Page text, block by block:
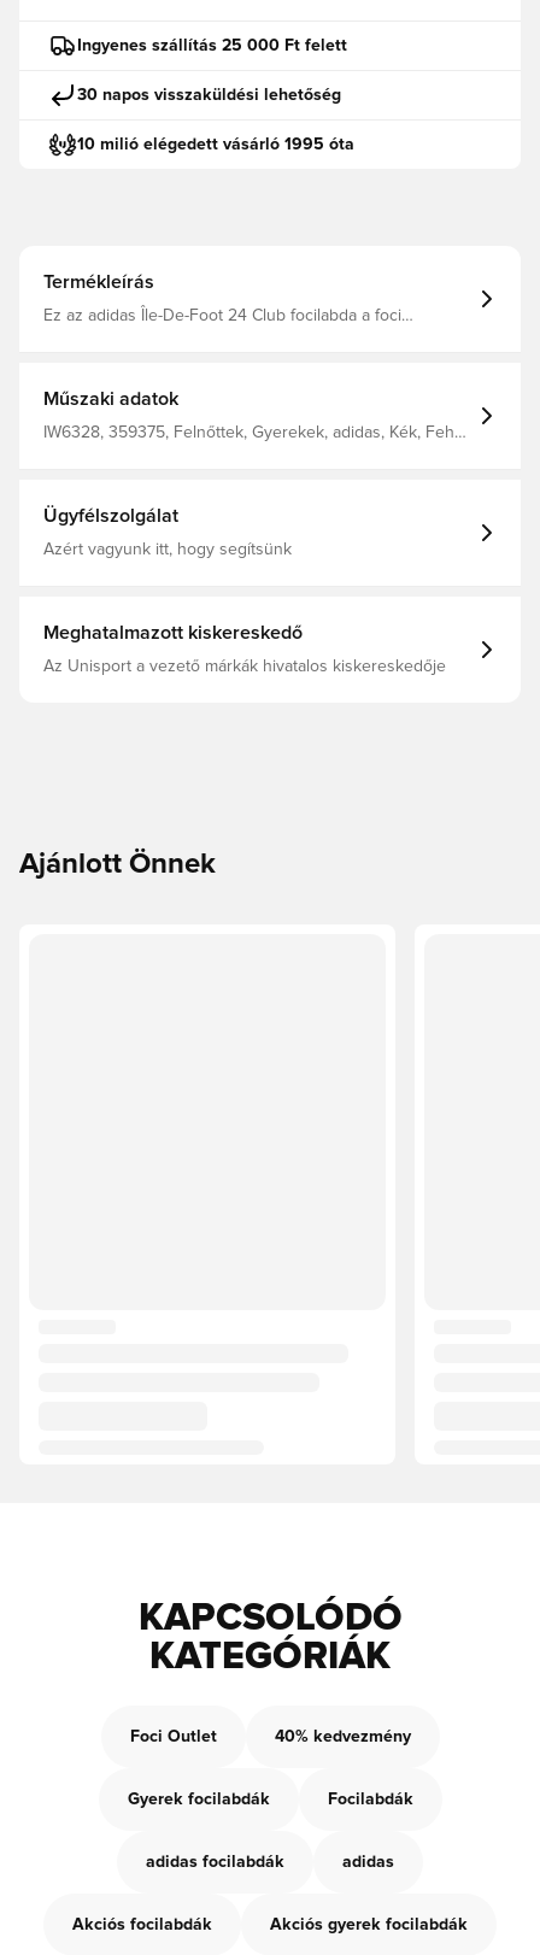
Ingyenes szállítás 25 000 Ft felett
30 napos visszaküldési lehetőség
10 milió elégedett vásárló 1995 óta
Termékleírás
Ez az adidas Île-De-Foot 24 Club focilabda a foci
A géppel varrott felépítés és a butil belső garantálja, hogy
varrott felület Butil belső Felfújást igényel
Műszaki adatok
IW6328, 359375, Felnőttek, Gyerekek, adidas, Kék, Fehér,
Ügyfélszolgálat
Azért vagyunk itt, hogy segítsünk
Meghatalmazott kiskereskedő
Az Unisport a vezető márkák hivatalos kiskereskedője
Ajánlott Önnek
KAPCSOLÓDÓ
KATEGÓRIÁK
Foci Outlet 40% kedvezmény
Gyerek focilabdák Focilabdák
adidas focilabdák adidas
Akciós focilabdák Akciós gyerek focilabdák